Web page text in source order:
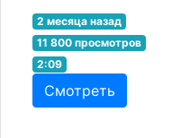
2 месяца назад
11 800 просмотров
2:09
Смотреть